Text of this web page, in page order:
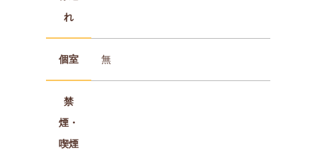
れ
個室 無
禁
煙・
喫煙